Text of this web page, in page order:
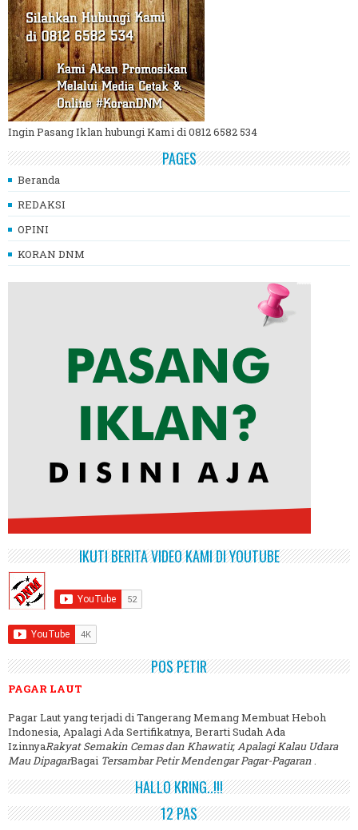
Ingin Pasang Iklan hubungi Kami di 0812 6582 534
PAGES
Beranda
REDAKSI
OPINI
KORAN DNM
IKUTI BERITA VIDEO KAMI DI YOUTUBE
POS PETIR
PAGAR LAUT
Pagar Laut yang terjadi di Tangerang Memang Membuat Heboh
Indonesia, Apalagi Ada Sertifikatnya, Berarti Sudah Ada
IzinnyaRakyat Semakin Cemas dan Khawatir, Apalagi Kalau Udara
Mau DipagarBagai Tersambar Petir Mendengar Pagar-Pagaran
HALLO KRING..!!!
12 PAS